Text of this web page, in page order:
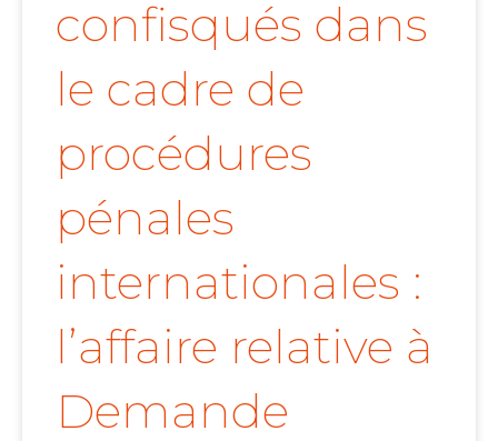
confisqués dans
le cadre de
procédures
pénales
internationales :
l’affaire relative à
Demande